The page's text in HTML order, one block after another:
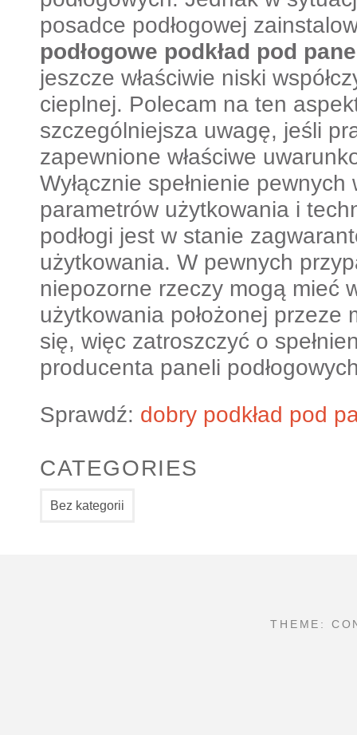
posadce podłogowej
podłogowe podkład pod
jeszcze właściwie niski
cieplnej. Polecam na ten
szczególniejsza uwagę, jeśli
zapewnione właściwe
Wyłącznie spełnienie
parametrów użytkowania i
podłogi jest w stanie
użytkowania. W pewnych
niepozorne rzeczy mogą mieć
użytkowania położonej przeze
się, więc zatroszczyć o
producenta paneli
Sprawdź: dobry podkład pod
CATEGORIES
Bez kategorii
THEME: